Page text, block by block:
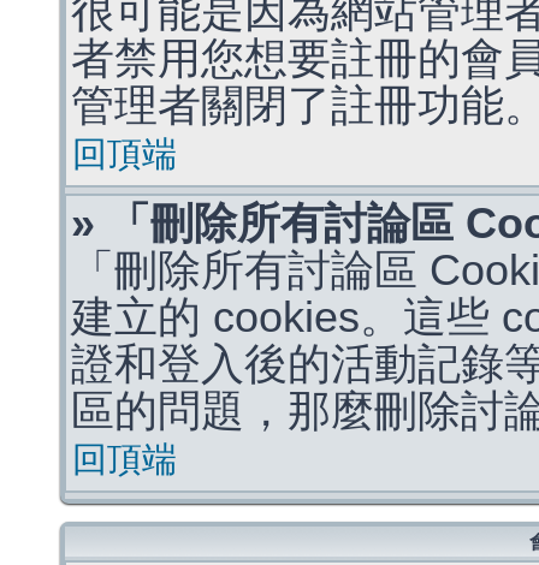
很可能是因為網站管理
者禁用您想要註冊的會
管理者關閉了註冊功能
回頂端
» 「刪除所有討論區
「刪除所有討論區
建立的 cookies。這些
證和登入後的活動記錄
區的問題，那麼刪除討
回頂端